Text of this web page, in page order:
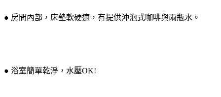
● 房間內部，床墊軟硬適，有提供沖泡式咖啡與兩瓶水。
● 浴室簡單乾淨，水壓OK!